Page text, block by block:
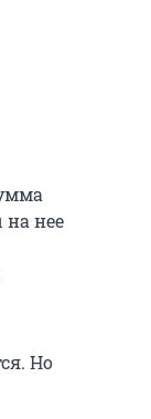
на нее
Но